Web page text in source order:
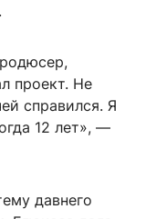
проект. Не
справился. Я
12 лет», —
давнего